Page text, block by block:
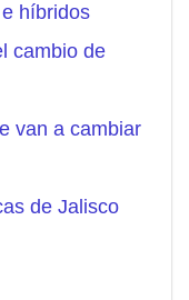
híbridos
cambio de
van a cambiar
de Jalisco